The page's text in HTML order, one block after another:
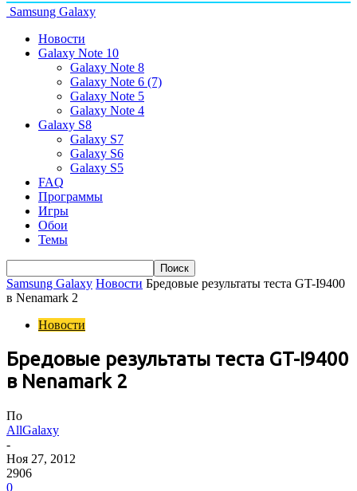
Samsung Galaxy
Новости
Galaxy Note 10
Galaxy Note 8
Galaxy Note 6 (7)
Galaxy Note 5
Galaxy Note 4
Galaxy S8
Galaxy S7
Galaxy S6
Galaxy S5
FAQ
Программы
Игры
Обои
Темы
Samsung Galaxy Новости Бредовые результаты теста GT-I9400
в Nenamark 2
Новости
Бредовые результаты теста GT-I9400
в Nenamark 2
По
AllGalaxy
-
Ноя 27, 2012
2906
0